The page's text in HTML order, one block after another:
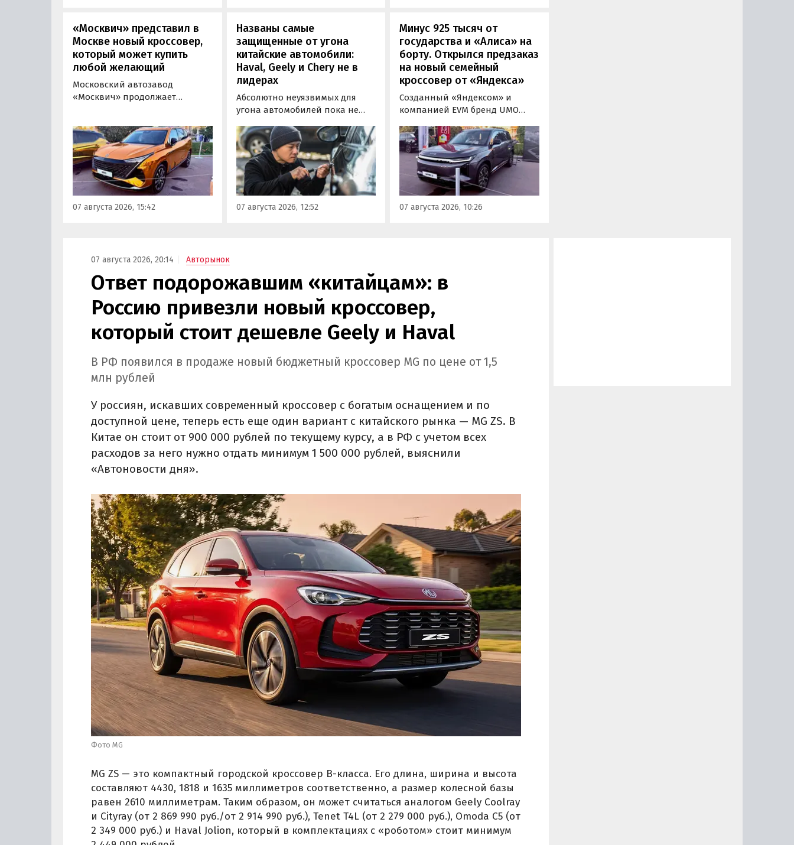
«Москвич» представил в
Москве новый кроссовер,
который может купить
любой желающий
Московский автозавод
«Москвич» продолжает
которые сейчас растет. На днях
на автомобильном фестивале
«ПроДвижение» на ВДНХ в
Москве в числе прочих
моделей «Москвича» был
представлен семиместный
кроссовер М90.
07 августа 2026, 15:42
Названы самые
защищенные от угона
китайские автомобили:
Haval, Geely и Chery не в
лидерах
Абсолютно неуязвимых для
угона автомобилей пока не
могут доставить
злоумышленникам больше
всего сложностей. Из китайских
машин таковыми сегодня
являются модели Li и BYD,
сообщил в эфире радио РБК
учредитель федерального
07 августа 2026, 12:52
Минус 925 тысяч от
государства и «Алиса» на
борту. Открылся предзаказ
на новый семейный
кроссовер от «Яндекса»
Созданный «Яндексом» и
компанией EVM бренд UMO
на свою вторую модель
- полноразмерный гибридный
кроссовер UMO 8 с полным
приводом. Его уже можно
заказать в двух версиях: Max за
5 915 000 рублей и Ultra за 6 415
000 рублей без учета
07 августа 2026, 10:26
07 августа 2026, 20:14 Авторынок
Ответ подорожавшим «китайцам»: в
Россию привезли новый кроссовер,
который стоит дешевле Geely и Haval
В РФ появился в продаже новый бюджетный кроссовер MG по цене от 1,5
млн рублей
У россиян, искавших современный кроссовер с богатым оснащением и по
доступной цене, теперь есть еще один вариант с китайского рынка — MG ZS. В
Китае он стоит от 900 000 рублей по текущему курсу, а в РФ с учетом всех
расходов за него нужно отдать минимум 1 500 000 рублей, выяснили
«Автоновости дня».
Фото MG
MG ZS — это компактный городской кроссовер B-класса. Его длина, ширина и высота
составляют 4430, 1818 и 1635 миллиметров соответственно, а размер колесной базы
равен 2610 миллиметрам. Таким образом, он может считаться аналогом Geely Coolray
и Cityray (от 2 869 990 руб./от 2 914 990 руб.), Tenet T4L (от 2 279 000 руб.), Omoda C5 (от
2 349 000 руб.) и Haval Jolion, который в комплектациях с «роботом» стоит минимум